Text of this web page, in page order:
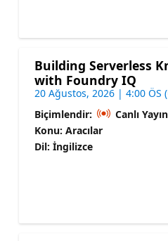
Building Serverless
with Foundry IQ
20 Ağustos, 2026 | 4:00 ÖS
Biçimlendir:
Canlı Yayın
Konu: Aracılar
Dil: İngilizce